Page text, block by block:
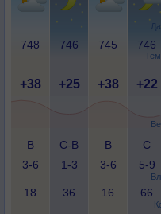
748 746 745 746
+38 +25 +38 +22
В
3-6
С-В
1-3
В
3-6
С
5-9
18 36 16 66